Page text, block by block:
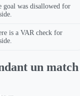
goal was disallowed for
is a VAR check for
un match